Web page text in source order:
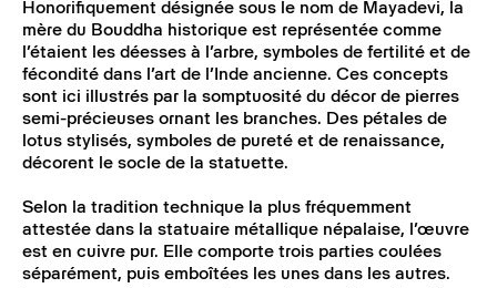
Honorifiquement désignée sous le nom de Mayadevi, la
mère du Bouddha historique est représentée comme
l’étaient les déesses à l’arbre, symboles de fertilité et de
fécondité dans l’art de l’Inde ancienne. Ces concepts
sont ici illustrés par la somptuosité du décor de pierres
semi-précieuses ornant les branches. Des pétales de
lotus stylisés, symboles de pureté et de renaissance,
décorent le socle de la statuette.
Selon la tradition technique la plus fréquemment
attestée dans la statuaire métallique népalaise, l’œuvre
est en cuivre pur. Elle comporte trois parties coulées
séparément, puis emboîtées les unes dans les autres.